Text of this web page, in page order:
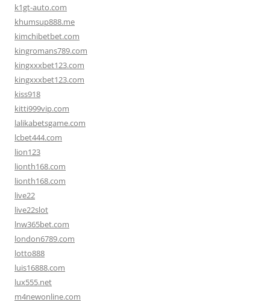
k1gt-auto.com
khumsup888.me
kimchibetbet.com
kingromans789.com
kingxxxbet123.com
kingxxxbet123.com
kiss918
kitti999vip.com
lalikabetsgame.com
lcbet444.com
lion123
lionth168.com
lionth168.com
live22
live22slot
lnw365bet.com
london6789.com
lotto888
luis16888.com
lux555.net
m4newonline.com